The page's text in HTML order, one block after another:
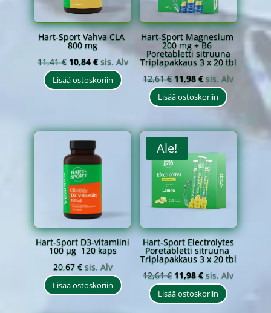
Hart-Sport Vahva CLA
800 mg
11,41€ Alkuperäinen
hinta
oli:
10,84 €Nykyinen
hinta
on:
sis. Alv
Lisää ostoskoriin
Hart-Sport Magnesium
200 mg + B6
Poretabletti sitruuna
Triplapakkaus 3 x 20 tbl
12,61€ Alkuperäinen
hinta
oli:
12,61 €.
11,98€Nykyinen
hinta
on:
11,98 €.
sis. Alv
Lisää ostoskoriin
Hart-Sport D3-vitamiini
100 µg 120 kaps
20,67 € sis. Alv
Lisää ostoskoriin
Ale!
Hart-Sport Electrolytes
Poretabletti sitruuna
Triplapakkaus 3 x 20 tbl
12,61€Alkuperäinen
hinta
oli:
11,98€Nykyinen
hinta
on:
sis. Alv
Lisää ostoskoriin